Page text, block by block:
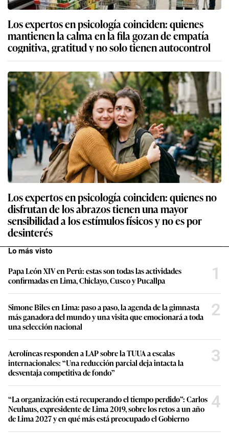
Los expertos en psicología coinciden: quienes
mantienen la calma en la fila gozan de empatía
cognitiva, gratitud y no solo tienen autocontrol
Los expertos en psicología coinciden: quienes no
disfrutan de los abrazos tienen una mayor
sensibilidad a los estímulos físicos y no es por
desinterés
Lo más visto
Papa León XIV en Perú: estas son todas las actividades
confirmadas en Lima, Chiclayo, Cusco y Pucallpa
1
Simone Biles en Lima: paso a paso, la agenda de la gimnasta
más ganadora del mundo y una visita que emocionará a toda
una selección nacional
2
Aerolíneas responden a LAP sobre la TUUA a escalas
internacionales: “Una reducción parcial deja intacta la
desventaja competitiva de fondo”
3
“La organización está recuperando el tiempo perdido”: Carlos
Neuhaus, expresidente de Lima 2019, sobre los retos a un año
de Lima 2027 y en qué más está preocupado el Gobierno
4